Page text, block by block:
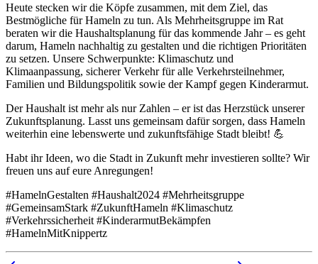
Heute stecken wir die Köpfe zusammen, mit dem Ziel, das
Bestmögliche für Hameln zu tun. Als Mehrheitsgruppe im Rat
beraten wir die Haushaltsplanung für das kommende Jahr – es geht
darum, Hameln nachhaltig zu gestalten und die richtigen Prioritäten
zu setzen. Unsere Schwerpunkte: Klimaschutz und
Klimaanpassung, sicherer Verkehr für alle Verkehrsteilnehmer,
Familien und Bildungspolitik sowie der Kampf gegen Kinderarmut.
Der Haushalt ist mehr als nur Zahlen – er ist das Herzstück unserer
Zukunftsplanung. Lasst uns gemeinsam dafür sorgen, dass Hameln
weiterhin eine lebenswerte und zukunftsfähige Stadt bleibt! 💪
Habt ihr Ideen, wo die Stadt in Zukunft mehr investieren sollte? Wir
freuen uns auf eure Anregungen!
#HamelnGestalten #Haushalt2024 #Mehrheitsgruppe
#GemeinsamStark #ZukunftHameln #Klimaschutz
#Verkehrssicherheit #KinderarmutBekämpfen
#HamelnMitKnippertz